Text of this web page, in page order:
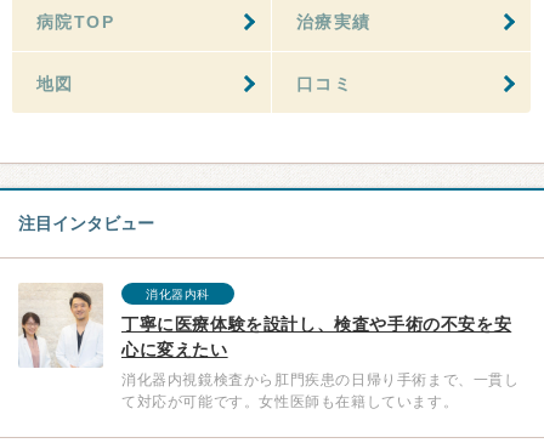
病院TOP 治療実績
地図 口コミ
注目インタビュー
消化器内科
丁寧に医療体験を設計し、検査や手術の不安を安
心に変えたい
消化器内視鏡検査から肛門疾患の日帰り手術まで、一貫し
て対応が可能です。女性医師も在籍しています。